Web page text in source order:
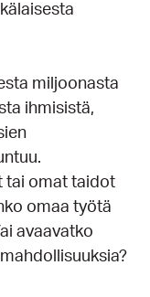
miljoonasta
ihmisistä,
tai omat taidot
omaa työtä
avaavatko